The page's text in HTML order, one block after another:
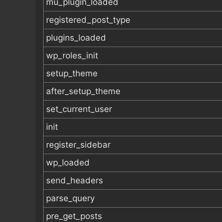
registered_post_type
plugins_loaded
wp_roles_init
setup_theme
after_setup_theme
set_current_user
init
register_sidebar
wp_loaded
send_headers
parse_query
pre_get_posts